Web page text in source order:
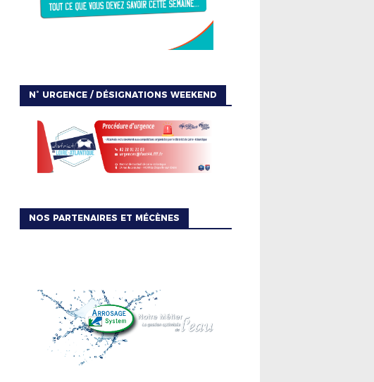
N° URGENCE / DÉSIGNATIONS WEEKEND
NOS PARTENAIRES ET MÉCÈNES